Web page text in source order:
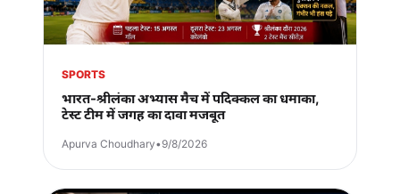
SPORTS
भारत-श्रीलंका अभ्यास मैच में पदिक्कल का धमाका,
टेस्ट टीम में जगह का दावा मजबूत
Apurva Choudhary•9/8/2026